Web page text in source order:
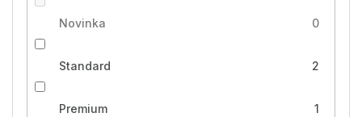
Novinka 0
Standard 2
Premium 1